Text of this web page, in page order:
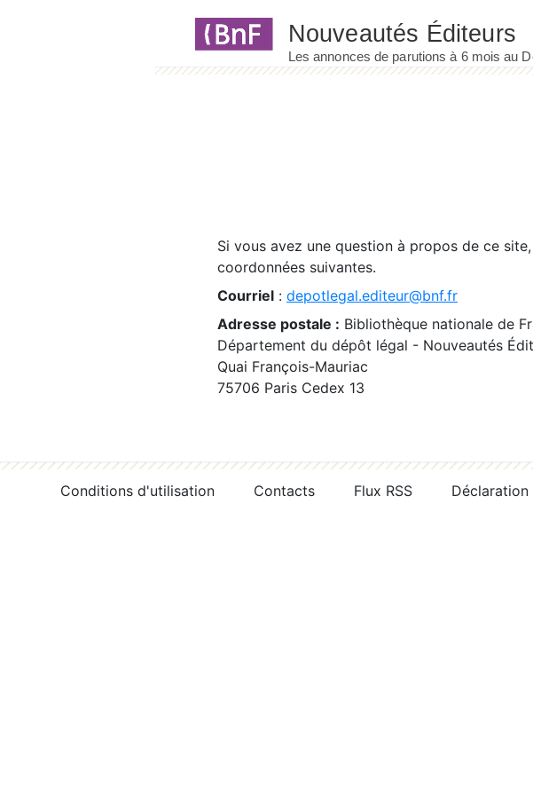
Si vous avez une question à propos de ce
coordonnées suivantes.
Courriel : depotlegal.editeur@bnf.fr
Adresse postale : Bibliothèque nationale de
Département du dépôt légal - Nouveautés
Quai François-Mauriac
75706 Paris Cedex 13
Conditions d'utilisation Contacts Flux RSS